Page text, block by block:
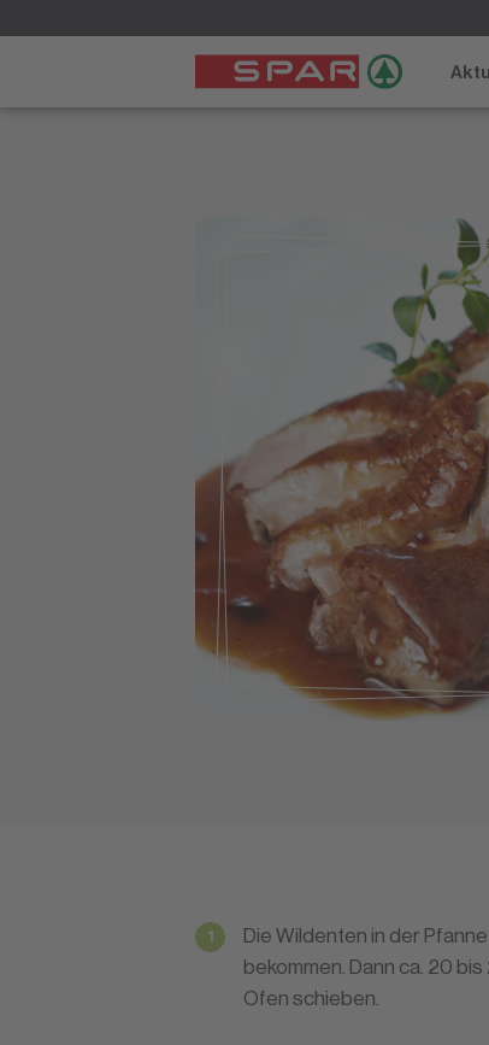
Die Wildenten in der
bekommen. Dann ca. 20
Ofen schieben.